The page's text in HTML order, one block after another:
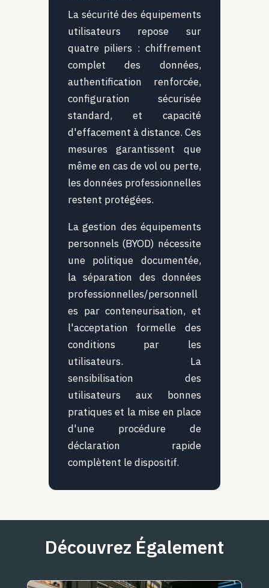
La sécurité des équipements
utilisateurs repose sur
quatre piliers : chiffrement
complet des données,
authentification renforcée,
configuration sécurisée
standard, et capacité
d'effacement à distance. Ces
mesures garantissent que
même en cas de vol ou perte,
les données professionnelles
restent protégées.
La gestion des équipements
personnels (BYOD) nécessite
une politique documentée,
la séparation des données
professionnelles/personnell
es par conteneurisation, et
l'acceptation formelle des
conditions par les
utilisateurs. La
sensibilisation des
utilisateurs aux bonnes
pratiques et la mise en place
d'une procédure de
déclaration rapide
complètent le dispositif.
Découvrez Également